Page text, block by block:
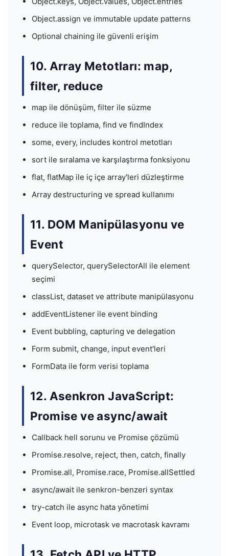
Object.assign ve immutable update patterns
Optional chaining ile güvenli erişim
10. Array Metotları: map,
filter, reduce
map ile dönüşüm, filter ile süzme
reduce ile toplama, find ve findIndex
some, every, includes kontrol metotları
sort ile sıralama ve karşılaştırma fonksiyonu
flat, flatMap ile iç içe array'leri düzleştirme
Array destructuring ve spread kullanımı
11. DOM Manipülasyonu ve
Event
querySelector, querySelectorAll ile element
seçimi
classList, dataset ve attribute manipülasyonu
addEventListener ile event binding
Event bubbling, capturing ve delegation
Form submit, change, input event'leri
FormData ile form verisi toplama
12. Asenkron JavaScript:
Promise ve async/await
Callback hell sorunu ve Promise çözümü
Promise.resolve, reject, then, catch, finally
Promise.all, Promise.race, Promise.allSettled
async/await ile senkron-benzeri syntax
try-catch ile async hata yönetimi
Event loop, microtask ve macrotask kavramı